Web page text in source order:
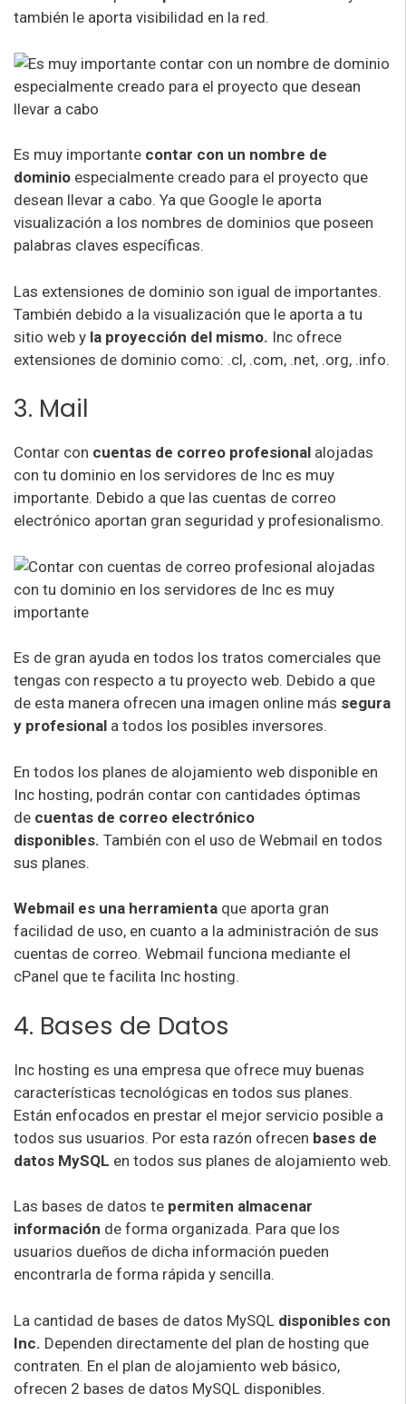
también le aporta visibilidad en la red.
Es muy importante contar con un nombre de
dominio especialmente creado para el proyecto que
desean llevar a cabo. Ya que Google le aporta
visualización a los nombres de dominios que poseen
palabras claves específicas.
Las extensiones de dominio son igual de importantes.
También debido a la visualización que le aporta a tu
sitio web y la proyección del mismo. Inc ofrece
extensiones de dominio como: .cl, .com, .net, .org, .info.
3. Mail
Contar con cuentas de correo profesional alojadas
con tu dominio en los servidores de Inc es muy
importante. Debido a que las cuentas de correo
electrónico aportan gran seguridad y profesionalismo.
Es de gran ayuda en todos los tratos comerciales que
tengas con respecto a tu proyecto web. Debido a que
de esta manera ofrecen una imagen online más segura
y profesional a todos los posibles inversores.
En todos los planes de alojamiento web disponible en
Inc hosting, podrán contar con cantidades óptimas
de cuentas de correo electrónico
disponibles. También con el uso de Webmail en todos
sus planes.
Webmail es una herramienta que aporta gran
facilidad de uso, en cuanto a la administración de sus
cuentas de correo. Webmail funciona mediante el
cPanel que te facilita Inc hosting.
4. Bases de Datos
Inc hosting es una empresa que ofrece muy buenas
características tecnológicas en todos sus planes.
Están enfocados en prestar el mejor servicio posible a
todos sus usuarios. Por esta razón ofrecen bases de
datos MySQL en todos sus planes de alojamiento web.
Las bases de datos te permiten almacenar
información de forma organizada. Para que los
usuarios dueños de dicha información pueden
encontrarla de forma rápida y sencilla.
La cantidad de bases de datos MySQL disponibles con
Inc. Dependen directamente del plan de hosting que
contraten. En el plan de alojamiento web básico,
ofrecen 2 bases de datos MySQL disponibles.